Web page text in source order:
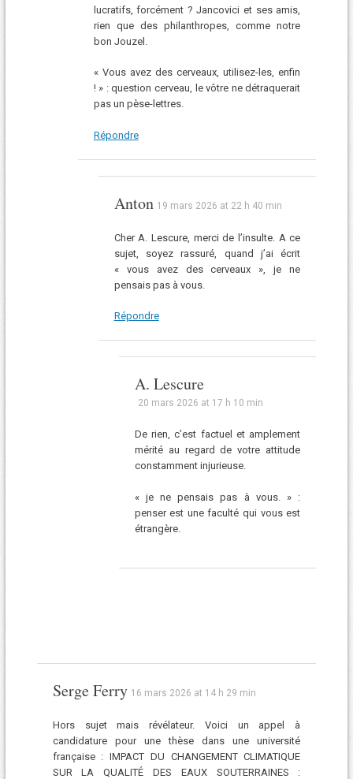
lucratifs, forcément ? Jancovici et ses amis,
rien que des philanthropes, comme notre
bon Jouzel.
« Vous avez des cerveaux, utilisez-les, enfin
! » : question cerveau, le vôtre ne détraquerait
pas un pèse-lettres.
Répondre
Anton 19 mars 2026 at 22 h 40 min
Cher A. Lescure, merci de l’insulte. A ce
sujet, soyez rassuré, quand j’ai écrit
« vous avez des cerveaux », je ne
pensais pas à vous.
Répondre
A. Lescure
20 mars 2026 at 17 h 10 min
De rien, c’est factuel et amplement
mérité au regard de votre attitude
constamment injurieuse.
« je ne pensais pas à vous. » :
penser est une faculté qui vous est
étrangère.
Serge Ferry 16 mars 2026 at 14 h 29 min
Hors sujet mais révélateur. Voici un appel à
candidature pour une thèse dans une université
française : IMPACT DU CHANGEMENT CLIMATIQUE
SUR LA QUALITÉ DES EAUX SOUTERRAINES :